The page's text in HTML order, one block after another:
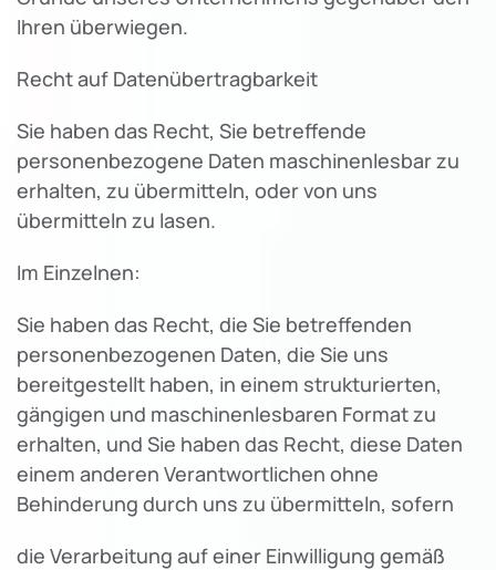
Ihren überwiegen.
Recht auf Datenübertragbarkeit
Sie haben das Recht, Sie betreffende
personenbezogene Daten maschinenlesbar zu
erhalten, zu übermitteln, oder von uns
übermitteln zu lasen.
Im Einzelnen:
Sie haben das Recht, die Sie betreffenden
personenbezogenen Daten, die Sie uns
bereitgestellt haben, in einem strukturierten,
gängigen und maschinenlesbaren Format zu
erhalten, und Sie haben das Recht, diese Daten
einem anderen Verantwortlichen ohne
Behinderung durch uns zu übermitteln, sofern
die Verarbeitung auf einer Einwilligung gemäß